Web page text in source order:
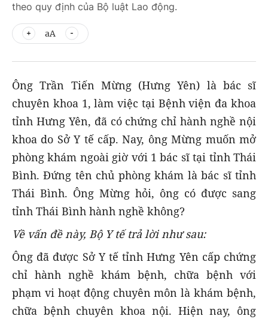
theo quy định của Bộ luật Lao động.
aA
Ông Trần Tiến Mừng (Hưng Yên) là bác sĩ
chuyên khoa 1, làm việc tại Bệnh viện đa khoa
tỉnh Hưng Yên, đã có chứng chỉ hành nghề nội
khoa do Sở Y tế cấp. Nay, ông Mừng muốn mở
phòng khám ngoài giờ với 1 bác sĩ tại tỉnh Thái
Bình. Đứng tên chủ phòng khám là bác sĩ tỉnh
Thái Bình. Ông Mừng hỏi, ông có được sang
tỉnh Thái Bình hành nghề không?
Về vấn đề này, Bộ Y tế trả lời như sau:
Ông đã được Sở Y tế tỉnh Hưng Yên cấp chứng
chỉ hành nghề khám bệnh, chữa bệnh với
phạm vi hoạt động chuyên môn là khám bệnh,
chữa bệnh chuyên khoa nội. Hiện nay, ông